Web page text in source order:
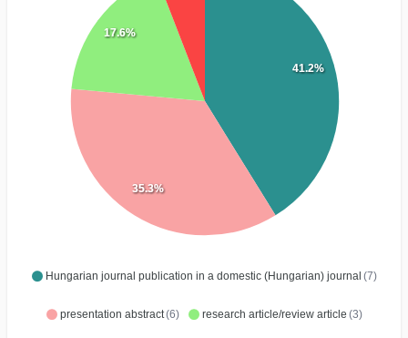
Hungarian journal publication in a domestic (Hungarian) journal (7)
presentation abstract(6) research article/review article (3)
41.2%
35.3%
17.6%